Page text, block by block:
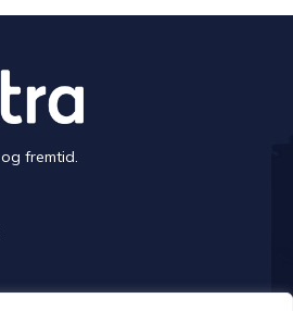
fremtid.